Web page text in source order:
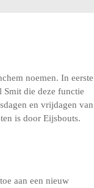
noemen. In eerste
Smit die deze functie
en vrijdagen van
is door Eijsbouts.
aan een nieuw